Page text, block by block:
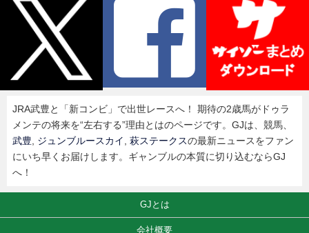
JRA武豊と「新コンビ」で出世レースへ！ 期待の2歳馬がドゥラ
メンテの将来を“左右する”理由とはのページです。GJは、競馬、
武豊
ジュンブルースカイ 萩ステークスの最新ニュースをファン
にいち早くお届けします。ギャンブルの本質に切り込むならGJ
へ！
GJとは
会社概要